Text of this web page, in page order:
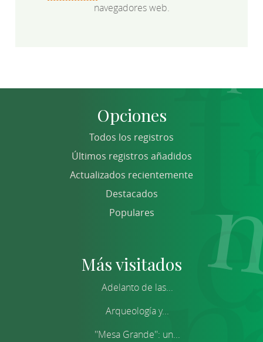
navegadores web.
Opciones
Todos los registros
Últimos registros añadidos
Actualizados recientemente
Destacados
Populares
Más visitados
Adelanto de las...
Arqueología y...
''Mesa Grande'': un...